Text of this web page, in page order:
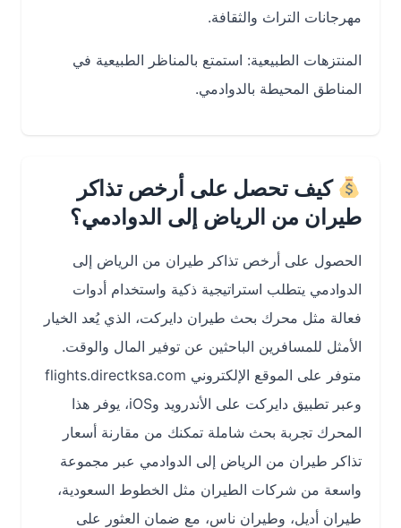
مهرجانات التراث والثقافة.
المنتزهات الطبيعية: استمتع بالمناظر الطبيعية في
المناطق المحيطة بالدوادمي.
كيف تحصل على أرخص تذاكر
طيران من الرياض إلى الدوادمي؟
الحصول على أرخص تذاكر طيران من الرياض إلى
الدوادمي يتطلب استراتيجية ذكية واستخدام أدوات
فعالة مثل محرك بحث طيران دايركت، الذي يُعد الخيار
الأمثل للمسافرين الباحثين عن توفير المال والوقت.
متوفر على الموقع الإلكتروني flights.directksa.com
وعبر تطبيق دايركت على الأندرويد وiOS، يوفر هذا
المحرك تجربة بحث شاملة تمكنك من مقارنة أسعار
تذاكر طيران من الرياض إلى الدوادمي عبر مجموعة
واسعة من شركات الطيران مثل الخطوط السعودية،
طيران أديل، وطيران ناس، مع ضمان العثور على